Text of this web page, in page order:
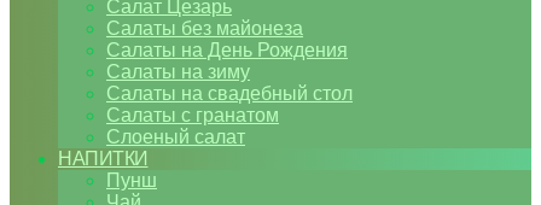
Салат Цезарь
Салаты без майонеза
Салаты на День Рождения
Салаты на зиму
Салаты на свадебный стол
Салаты с гранатом
Слоеный салат
НАПИТКИ
Пунш